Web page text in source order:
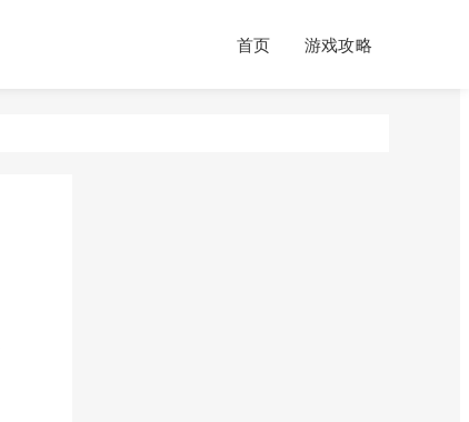
首页 游戏攻略